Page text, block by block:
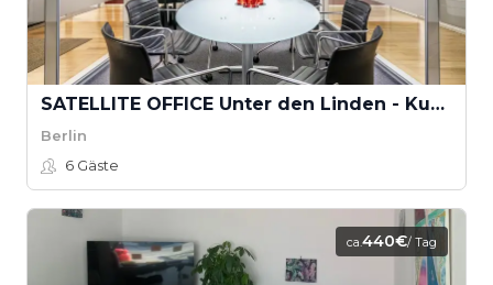
SATELLITE OFFICE Unter den Linden - Kubus Besprechungsraum „Potsdam“
Berlin
6 Gäste
ca.440€/ Tag